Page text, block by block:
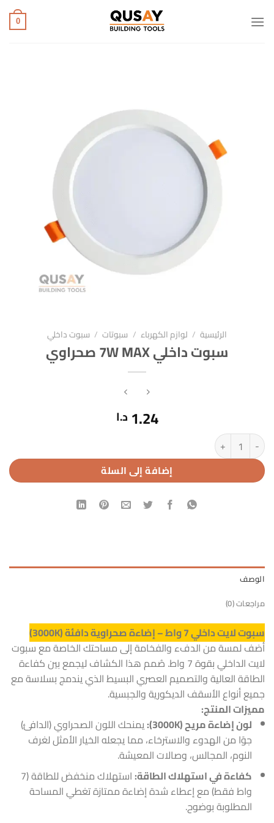
للمحتوى
0
الرئيسية / لوازم الكهرباء / سبوتات / سبوت داخلي
سبوت داخلي 7W MAX صحراوي
1.24 د.ا
كمية سبوت داخلي 7W MAX صحراوي
إضافة إلى السلة
الوصف
مراجعات (0)
سبوت لايت داخلي 7 واط – إضاءة صحراوية دافئة (3000K)
أضف لمسة من الدفء والفخامة إلى مساحتك الخاصة مع سبوت
لايت الداخلي بقوة 7 واط. صُمم هذا الكشاف ليجمع بين كفاءة
الطاقة العالية والتصميم العصري البسيط الذي يندمج بسلاسة مع
جميع أنواع الأسقف الديكورية والجبسية.
مميزات المنتج:
لون إضاءة مريح (3000K):
يمنحك اللون الصحراوي (الدافئ)
جوًا من الهدوء والاسترخاء، مما يجعله الخيار الأمثل لغرف
النوم، المجالس، وصالات المعيشة.
كفاءة في استهلاك الطاقة:
استهلاك منخفض للطاقة (7
واط فقط) مع إعطاء شدة إضاءة ممتازة تغطي المساحة
المطلوبة بوضوح.